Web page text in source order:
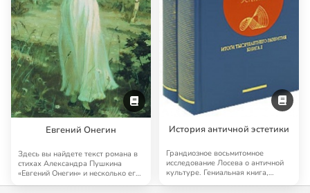
Евгений Онегин
Здесь вы найдете текст романа в
стихах Александра Пушкина
«Евгений Онегин» и несколько его
История античной эстетики
Грандиозное восьмитомное
исследование Лосева о античной
культуре. Гениальная книга,